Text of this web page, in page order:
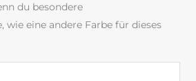
du besondere
wie eine andere Farbe für dieses